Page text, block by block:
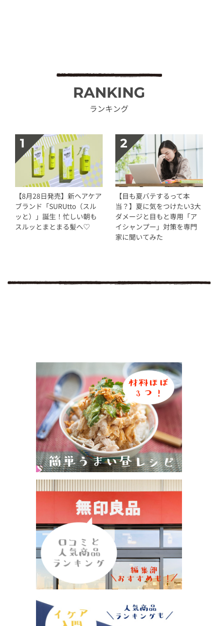
RANKING
ランキング
【8月28日発売】新ヘアケア
ブランド「SURUtto（スル
ッと）」誕生！忙しい朝も
スルッとまとまる髪へ♡
【目も夏バテするって本
当？】夏に気をつけたい3大
ダメージと目もと専用「ア
イシャンプー」対策を専門
家に聞いてみた